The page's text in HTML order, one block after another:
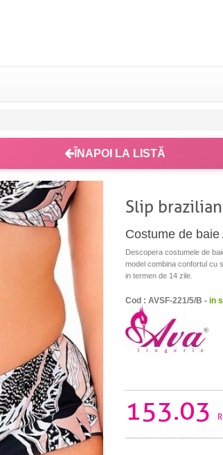
ÎNAPOI LA LISTĂ
Slip
Costume de
Descopera costumele de
model combina confortul cu
in termen de 14 zile.
Cod : AVSF-221/5/B - in
153.03